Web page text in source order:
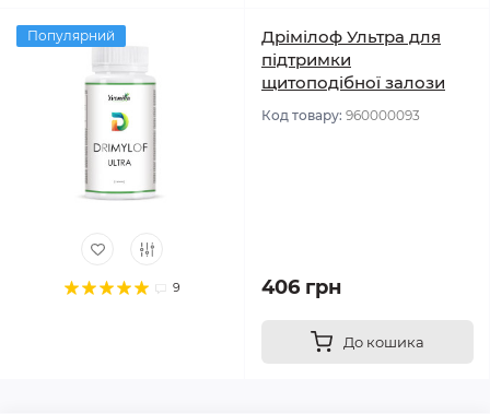
Популярний
9
Дрімілоф Ультра для
підтримки
щитоподібної залози
Код товару: 960000093
406 грн
До кошика